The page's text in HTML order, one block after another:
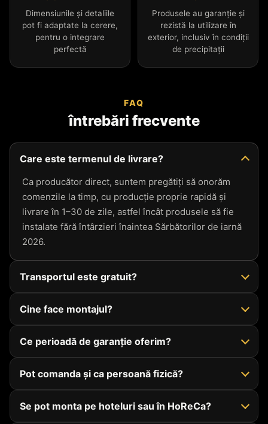
Dimensiunile și detaliile
pot fi adaptate la cerere,
pentru o integrare
perfectă
Produsele au garanție și
rezistă la utilizare în
exterior, inclusiv în condiții
de precipitații
FAQ
întrebări frecvente
Care este termenul de livrare?
Ca producător direct, suntem pregătiți să onorăm
comenzile la timp, cu producție proprie rapidă și
livrare în 1–30 de zile, astfel încât produsele să fie
instalate fără întârzieri înaintea Sărbătorilor de iarnă
2026.
Transportul este gratuit?
Cine face montajul?
Ce perioadă de garanție oferim?
Pot comanda și ca persoană fizică?
Se pot monta pe hoteluri sau în HoReCa?